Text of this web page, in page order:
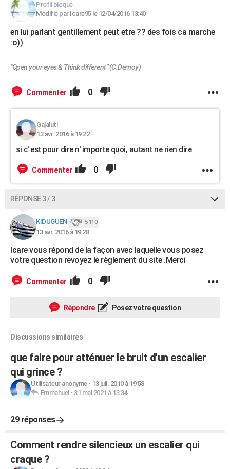
Profil bloqué
Modifié par Icare95 le 12/04/2016 13:40
en lui parlant gentillement peut etre ?? des fois ca marche
:o))
"Open your eyes & Think different" (C.Demoy)
Commenter 0
Gajaluti
13 avr. 2016 à 19:22
si c' est pour dire n' importe quoi, autant ne rien dire
Commenter 0
RÉPONSE 3 / 3
KIDUGUEN 5 110
13 avr. 2016 à 19:28
Icare vous répond de la façon avec laquelle vous posez
votre question revoyez le règlement du site .Merci
Commenter 0
Répondre Posez votre question
Discussions similaires
que faire pour atténuer le bruit d'un escalier
qui grince ?
Utilisateur anonyme- 13 juil. 2010 à 19:58
Emmahuel - 31 mai 2021 à 13:34
29 réponses
Comment rendre silencieux un escalier qui
craque ?